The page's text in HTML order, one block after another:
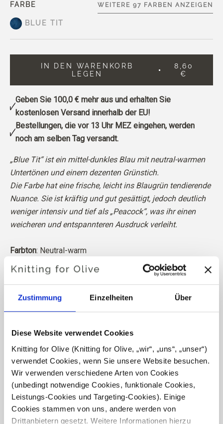
Zustimmung Einzelheiten Über
Diese Website verwendet Cookies
Knitting for Olive (Knitting for Olive, „wir“, „uns“, „unser“)
verwendet Cookies, wenn Sie unsere Website besuchen.
Wir verwenden verschiedene Arten von Cookies
(unbedingt notwendige Cookies, funktionale Cookies,
Leistungs-Cookies und Targeting-Cookies). Einige
Cookies stammen von uns, andere werden von
Drittanbietern gesetzt. Weitere Informationen hierzu
FARBE
BLUE TIT
WEITERE 97 FARBEN ANZEIGEN
IN DEN WARENKORB
LEGEN
8,60
€
Geben Sie 100,0 €mehr aus und erhalten Sie
kostenlosen Versand innerhalb der EU!
Bestellungen, die vor 13 Uhr MEZ eingehen, werden
noch am selben Tag versandt.
„Blue Tit“ ist ein mittel-dunkles Blau mit neutral-warmen
Untertönen und einem dezenten Grünstich.
Die Farbe hat eine frische, leicht ins Blaugrün tendierende
Nuance. Sie ist kräftig und gut gesättigt, jedoch deutlich
weniger intensiv und tief als „Peacock“, was ihr einen
weicheren und entspannteren Ausdruck verleiht.
Farbton: Neutral-warm
Farbsaison
: Dunkler Herbst
Auch gut geeignet für
Unsere Merinowolle stammt von Schafen, die in
Patagonien gezüchtet wurden, wo das Mulesing nicht
praktiziert wird. Die Wolle kann direkt zu der Farm
Weise wissen wir genau, von welcher Farm, welchem
Bauern und welchem Schaf unsere Wolle stammt.
Merinowolle hat viele hervorragende Eigenschaften. Sie
ist temperaturregulierend. Das heißt, die Wolle hält
unseren Körper bei kaltem Wetter warm und gibt bei